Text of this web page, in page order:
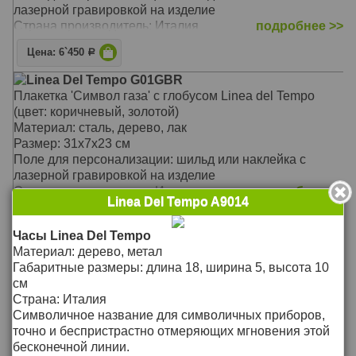
лазерной гравировкой на изделие
Страна производитель: Италия
подробнее >>
Цена: 6`450 Р
Linea Del Tempo G01GBR
Плакетка 'Символ газа' с глобусом Linea del Tempo
(цвет: коричневый, золотой)
Материал: сталь, дерево, лак
Размер: 31х7х23 см
Поле для персонализации: шильд или наклейка с
лазерной гравировкой на изделие
Страна производитель: Италия
подробнее >>
Цена: 12`800Р
Linea Del Tempo S02SBL
Плакетка 'Скрипичный ключ' на деревянной раме Linea
del Tempo (цвет: черный, серебряный)
Материал: сталь, дерево, лак
Размер: 20х6х25 см
Поле для персонализации: шильд или наклейка с
лазерной гравировкой на изделие
Linea Del Tempo A9014
Часы Linea Del Tempo
Материал: дерево, метал
Габаритные размеры: длина 18, ширина 5, высота 10
см
Страна: Италия
Символичное название для символичных приборов,
точно и беспристрастно отмеряющих мгновения этой
бесконечной линии.